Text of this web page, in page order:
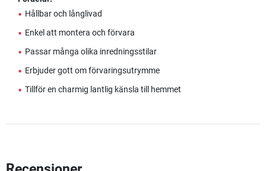
• Hållbar och långlivad
• Enkel att montera och förvara
• Passar många olika inredningsstilar
• Erbjuder gott om förvaringsutrymme
• Tillför en charmig lantlig känsla till hemmet